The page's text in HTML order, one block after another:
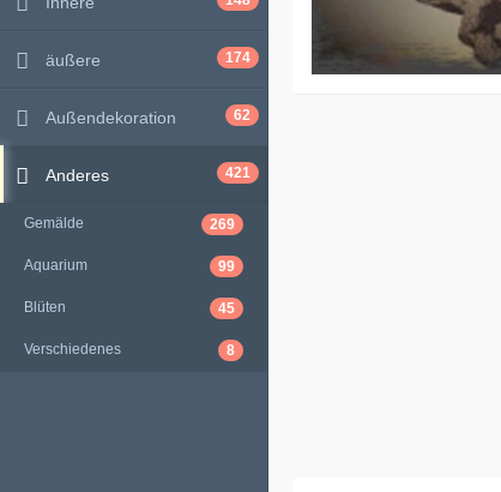
äußere 174
Außendekoration 62
Anderes 421
Gemälde 269
Aquarium 99
Blüten 45
Verschiedenes 8